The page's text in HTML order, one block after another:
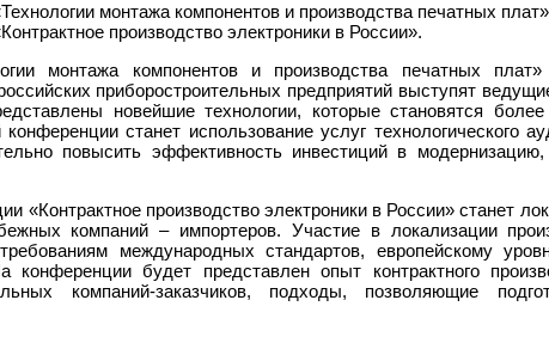
монтажа компонентов и производства печатных плат»
производство электроники в России».
монтажа компонентов и производства печатных
приборостроительных предприятий выступят
новейшие технологии, которые становятся
станет использование услуг технологического
повысить эффективность инвестиций в
«Контрактное производство электроники в России» станет
компаний – импортеров. Участие в локализации
международных стандартов, европейскому
конференции будет представлен опыт контрактного
компаний-заказчиков, подходы, позволяющие